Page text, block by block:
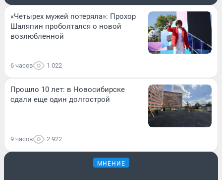
«Четырех мужей потеряла»: Прохор
Шаляпин проболтался о новой
возлюбленной
6 часов 1 022
Прошло 10 лет: в Новосибирске
сдали еще один долгострой
9 часов 2 922
МНЕНИЕ